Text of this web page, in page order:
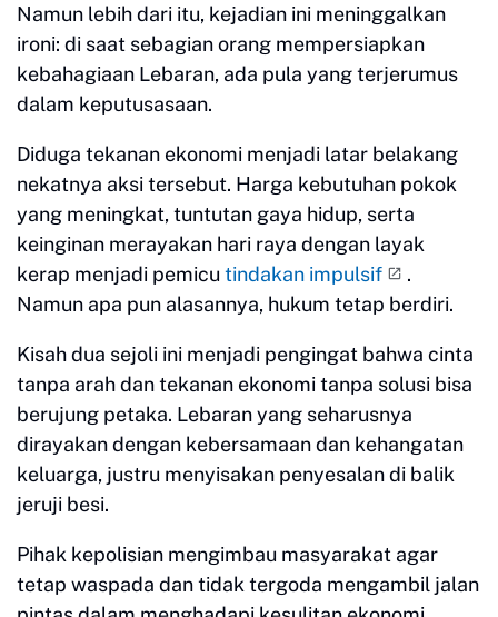
Namun lebih dari itu, kejadian ini meninggalkan
ironi: di saat sebagian orang mempersiapkan
kebahagiaan Lebaran, ada pula yang terjerumus
dalam keputusasaan.
Diduga tekanan ekonomi menjadi latar belakang
nekatnya aksi tersebut. Harga kebutuhan pokok
yang meningkat, tuntutan gaya hidup, serta
keinginan merayakan hari raya dengan layak
kerap menjadi pemicu tindakan impulsif
.
Namun apa pun alasannya, hukum tetap berdiri.
Kisah dua sejoli ini menjadi pengingat bahwa cinta
tanpa arah dan tekanan ekonomi tanpa solusi bisa
berujung petaka. Lebaran yang seharusnya
dirayakan dengan kebersamaan dan kehangatan
keluarga, justru menyisakan penyesalan di balik
jeruji besi.
Pihak kepolisian mengimbau masyarakat agar
tetap waspada dan tidak tergoda mengambil jalan